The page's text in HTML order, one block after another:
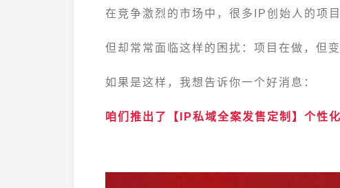
在竞争激烈的市场中，很多IP创始人的项
但却常常面临这样的困扰：项目在做，但
如果是这样，我想告诉你一个好消息：
咱们推出了【IP私域全案发售定制】个性